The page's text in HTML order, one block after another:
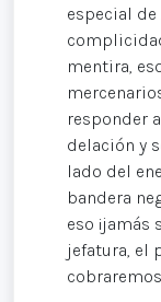
especial de
mentira,
responder
delación y
lado del
bandera
eso ¡jamás
jefatura, el